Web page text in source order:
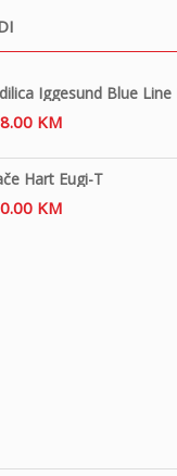
Iggesund Blue
KM
Hart Eugi-T
KM